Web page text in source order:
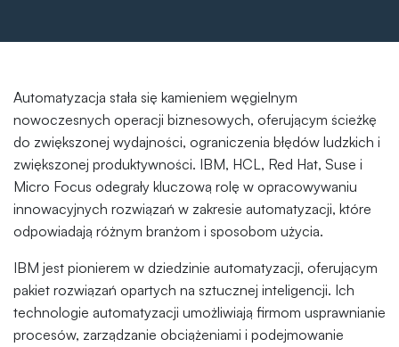
Automatyzacja stała się kamieniem węgielnym
nowoczesnych operacji biznesowych, oferującym ścieżkę
do zwiększonej wydajności, ograniczenia błędów ludzkich i
zwiększonej produktywności. IBM, HCL, Red Hat, Suse i
Micro Focus odegrały kluczową rolę w opracowywaniu
innowacyjnych rozwiązań w zakresie automatyzacji, które
odpowiadają różnym branżom i sposobom użycia.
IBM jest pionierem w dziedzinie automatyzacji, oferującym
pakiet rozwiązań opartych na sztucznej inteligencji. Ich
technologie automatyzacji umożliwiają firmom usprawnianie
procesów, zarządzanie obciążeniami i podejmowanie